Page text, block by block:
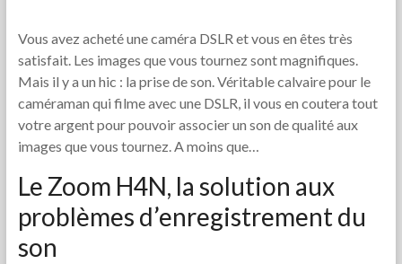
Vous avez acheté une caméra DSLR et vous en êtes très
satisfait. Les images que vous tournez sont magnifiques.
Mais il y a un hic : la prise de son. Véritable calvaire pour le
caméraman qui filme avec une DSLR, il vous en coutera tout
votre argent pour pouvoir associer un son de qualité aux
images que vous tournez. A moins que…
Le Zoom H4N, la solution aux
problèmes d’enregistrement du
son